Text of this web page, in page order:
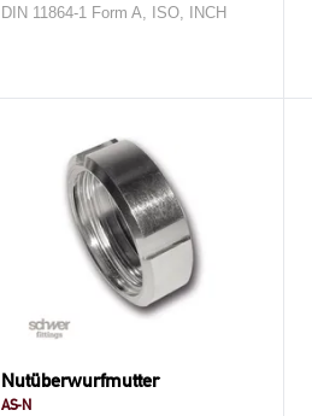
DIN 11864-1 Form A, ISO, INCH
Nutüberwurfmutter
AS-N